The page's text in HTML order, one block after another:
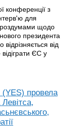
конференції з
для
роздумами щодо
президента
від
ЄС у
(YES) провела